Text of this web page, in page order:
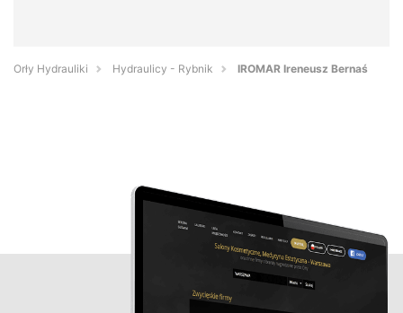
Orły Hydrauliki Hydraulicy - Rybnik IROMAR Ireneusz Bernaś